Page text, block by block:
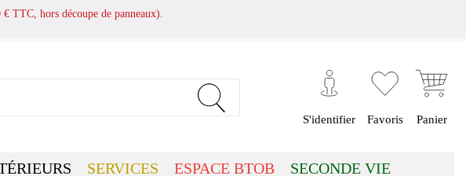
TTC, hors découpe de panneaux).
S'identifier Favoris Panier
SERVICES ESPACE BTOB SECONDE VIE